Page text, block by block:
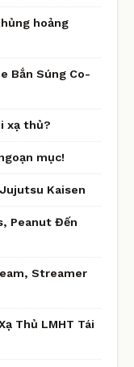
hoảng
Bắn Súng Co-
xạ thủ?
mục!
Kaisen
Peanut Đến
Streamer
Thủ LMHT Tái